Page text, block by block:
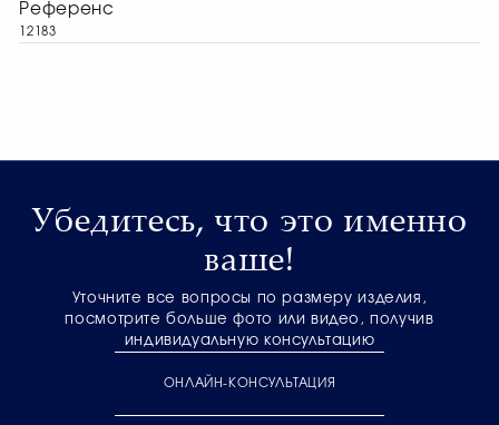
Референс
12183
Убедитесь, что это именно
ваше!
Уточните все вопросы по размеру изделия,
посмотрите больше фото или видео, получив
индивидуальную консультацию
ОНЛАЙН-КОНСУЛЬТАЦИЯ